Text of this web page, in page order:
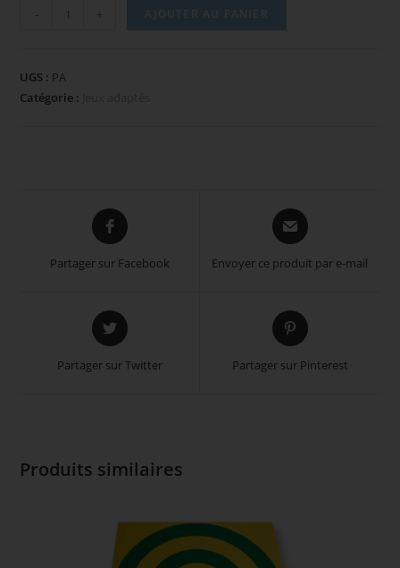
- +
UGS : PA
Catégorie :
Partager sur Facebook Envoyer ce produit par e-mail
Partager sur Twitter Partager sur Pinterest
Produits similaires